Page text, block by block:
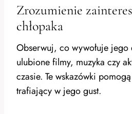
Zrozumienie
chłopaka
Obserwuj, co wywołuje jego
ulubione filmy, muzyka czy
czasie. Te wskazówki
trafiający w jego gust.